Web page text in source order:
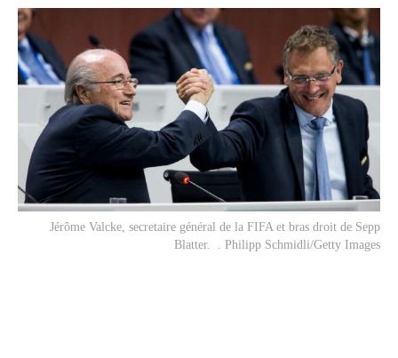
Jérôme Valcke, secretaire général de la FIFA et bras droit de Sepp
Blatter. . Philipp Schmidli/Getty Images